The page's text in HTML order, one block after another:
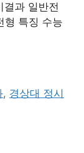
결과 일반전
형 특징 수능
, 경상대 정시